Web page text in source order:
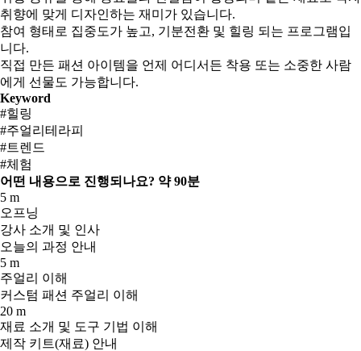
취향에 맞게 디자인하는 재미가 있습니다.
참여 형태로 집중도가 높고, 기분전환 및 힐링 되는 프로그램입
니다.
직접 만든 패션 아이템을 언제 어디서든 착용 또는 소중한 사람
에게 선물도 가능합니다.
Keyword
#힐링
#주얼리테라피
#트렌드
#체험
어떤 내용으로 진행되나요? 약 90분
5 m
오프닝
강사 소개 및 인사
오늘의 과정 안내
5 m
주얼리 이해
커스텀 패션 주얼리 이해
20 m
재료 소개 및 도구 기법 이해
제작 키트(재료) 안내